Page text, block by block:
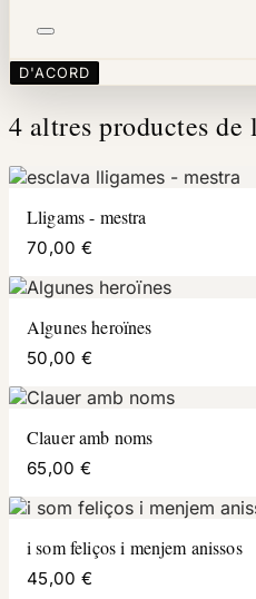
D'ACORD
4 altres productes
Lligams - mestra
70,00 €
Algunes heroïnes
50,00 €
Clauer amb noms
65,00 €
i som feliços i menjem anissos
45,00 €